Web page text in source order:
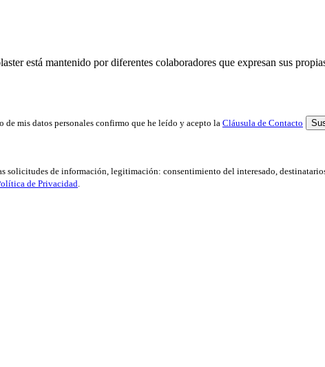
está mantenido por diferentes colaboradores que expresan sus
de mis datos personales confirmo que he leído y acepto la Cláusula de Contacto
solicitudes de información, legitimación: consentimiento del interesado,
de Privacidad.